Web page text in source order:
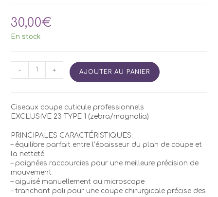
30,00€
En stock
quantité
SX-
23/1
- + AJOUTER AU PANIER
Ciseaux coupe cuticule professionnels
EXCLUSIVE 23 TYPE 1 (zebra/magnolia)
PRINCIPALES CARACTÉRISTIQUES:
– équilibre parfait entre l’épaisseur du plan de coupe et
la netteté
– poignées raccourcies pour une meilleure précision de
mouvement
– aiguisé manuellement au microscope
– tranchant poli pour une coupe chirurgicale précise des